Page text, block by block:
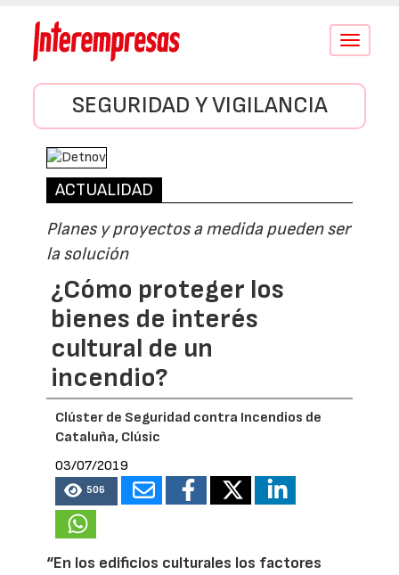
Conmutar
SEGURIDAD Y VIGILANCIA
ACTUALIDAD
Planes y proyectos a medida pueden ser
la solución
¿Cómo proteger los
bienes de interés
cultural de un
incendio?
Clúster de Seguridad contra Incendios de
Cataluña, Clúsic
03/07/2019
506
“En los edificios culturales los factores